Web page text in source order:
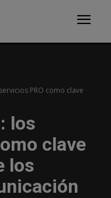
PRO como clave
los
clave
los